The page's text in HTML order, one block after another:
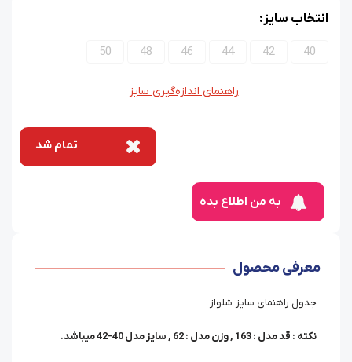
انتخاب سایز:
40
42
44
46
48
50
راهنمای اندازه‌گیری سایز
تمام شد
به من اطلاع بده
معرفی محصول
جدول راهنمای سایز شلواز :
نکته : قد مدل : 163 , وزن مدل : 62 , سایز مدل 40-42 میباشد.